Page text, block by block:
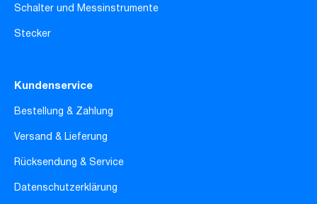
Schalter und Messinstrumente
Stecker
Kundenservice
Bestellung & Zahlung
Versand & Lieferung
Rücksendung & Service
Datenschutzerklärung